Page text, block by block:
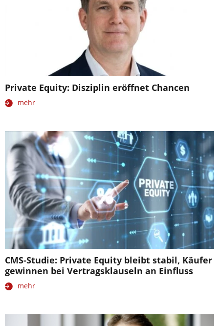
Private Equity: Disziplin eröffnet Chancen
mehr
CMS-Studie: Private Equity bleibt stabil, Käufer
gewinnen bei Vertragsklauseln an Einfluss
mehr